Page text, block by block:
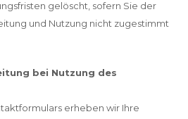
gelöscht, sofern Sie der
und Nutzung nicht zugestimmt
bei Nutzung des
erheben wir Ihre